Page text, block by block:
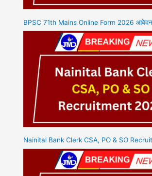
BPSC 71th Mains Online Form 2026
Nainital Bank Clerk CSA, PO & SO